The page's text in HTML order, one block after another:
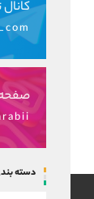
صفحه
دسته